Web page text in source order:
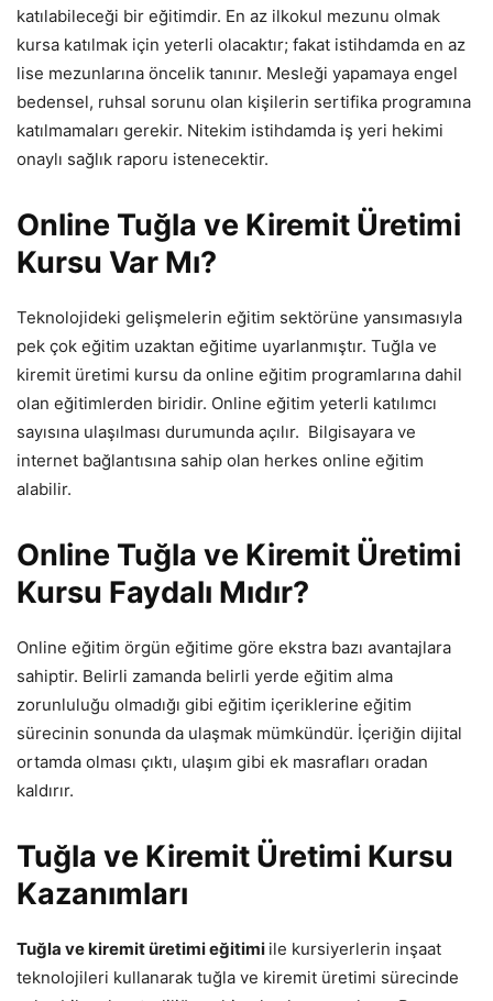
katılabileceği bir eğitimdir. En az ilkokul mezunu olmak
kursa katılmak için yeterli olacaktır; fakat istihdamda en az
lise mezunlarına öncelik tanınır. Mesleği yapamaya engel
bedensel, ruhsal sorunu olan kişilerin sertifika programına
katılmamaları gerekir. Nitekim istihdamda iş yeri hekimi
onaylı sağlık raporu istenecektir.
Online Tuğla ve Kiremit Üretimi
Kursu Var Mı?
Teknolojideki gelişmelerin eğitim sektörüne yansımasıyla
pek çok eğitim uzaktan eğitime uyarlanmıştır. Tuğla ve
kiremit üretimi kursu da online eğitim programlarına dahil
olan eğitimlerden biridir. Online eğitim yeterli katılımcı
sayısına ulaşılması durumunda açılır. Bilgisayara ve
internet bağlantısına sahip olan herkes online eğitim
alabilir.
Online Tuğla ve Kiremit Üretimi
Kursu Faydalı Mıdır?
Online eğitim örgün eğitime göre ekstra bazı avantajlara
sahiptir. Belirli zamanda belirli yerde eğitim alma
zorunluluğu olmadığı gibi eğitim içeriklerine eğitim
sürecinin sonunda da ulaşmak mümkündür. İçeriğin dijital
ortamda olması çıktı, ulaşım gibi ek masrafları oradan
kaldırır.
Tuğla ve Kiremit Üretimi Kursu
Kazanımları
Tuğla ve kiremit üretimi eğitimi ile kursiyerlerin inşaat
teknolojileri kullanarak tuğla ve kiremit üretimi sürecinde